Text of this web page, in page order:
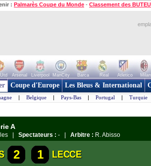
: Palmarès Coupe du Monde - Classement des
Arsenal Liverpool ManCity Barca Real Atletico Milan
Coupe d'Europe Les Bleus & International
| Belgique | Pays-Bas | Portugal | Turquie
A
| Spectateurs : - | Arbitre : R. Abisso
2 1 LECCE